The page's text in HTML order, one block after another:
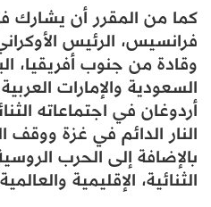
كما من المقرر أن يشارك
فرانسيس، الرئيس
وقادة من جنوب أفريقيا،
السعودية والإمارات
أردوغان في اجتماعاته
النار الدائم في غزة ووقف
بالإضافة إلى الحرب
الثنائية، الإقليمية